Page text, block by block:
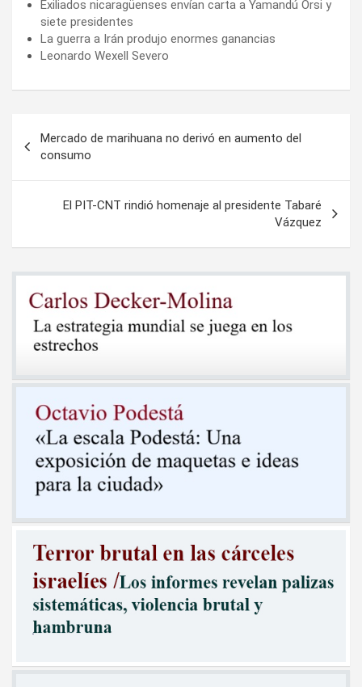
Exiliados nicaragüenses envían carta a Yamandú Orsi y
siete presidentes
La guerra a Irán produjo enormes ganancias
Leonardo Wexell Severo
de
entradas
Mercado de marihuana no derivó en aumento del
consumo
El PIT-CNT rindió homenaje al presidente Tabaré
Vázquez